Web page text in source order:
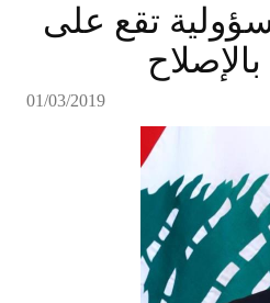
تقع على
بالإصلاح
01/03/2019